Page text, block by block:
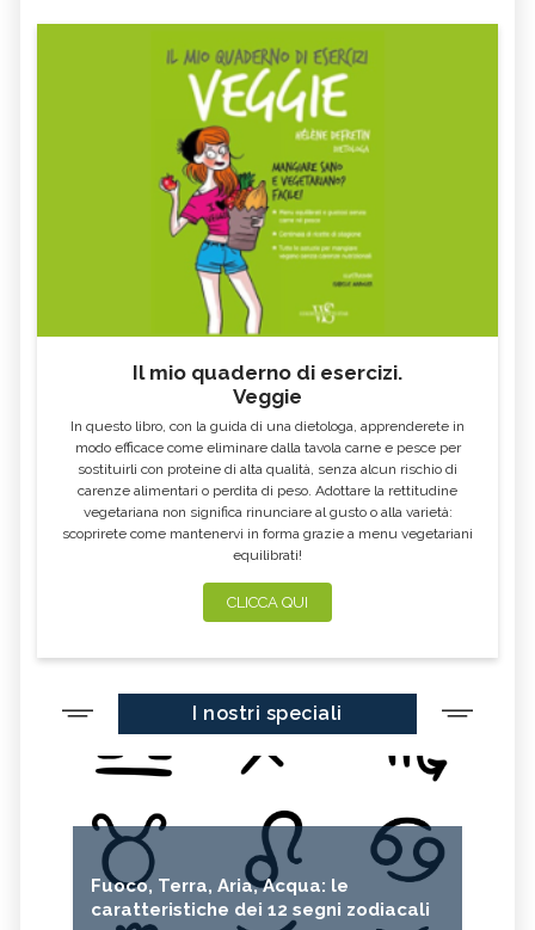
Il mio quaderno di esercizi.
Veggie
In questo libro, con la guida di una dietologa, apprenderete in
modo efficace come eliminare dalla tavola carne e pesce per
sostituirli con proteine di alta qualità, senza alcun rischio di
carenze alimentari o perdita di peso. Adottare la rettitudine
vegetariana non significa rinunciare al gusto o alla varietà:
scoprirete come mantenervi in forma grazie a menu vegetariani
equilibrati!
CLICCA QUI
I nostri speciali
Fuoco, Terra, Aria, Acqua: le
caratteristiche dei 12 segni zodiacali